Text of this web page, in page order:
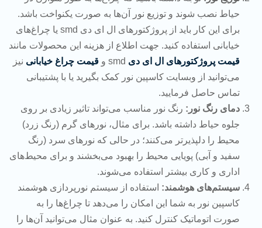
حیاط نصب شوند و توزیع نور آن‌ها به صورت یکنواخت باشد.
برای این کار باید از پروژکتورهای ال ای دی smd یا چراغ‌های
خیابانی استفاده کنید. جهت اطلاع از هزینه این محصولات مانند
قیمت پروژکتورهای ال ای دی
قیمت چراغ خیابانی نیز
می‌توانید از وبسایت کاسپین نور کمک بگیرید یا با پشتیبانی
تماس حاصل فرمایید.
دمای رنگ نور: رنگ نور مناسب می‌تواند تاثیر زیادی بر روی
جلوه حیاط داشته باشد. برای مثال، نورهای گرم (رنگ زرد)
محیط را دلپذیرتر می‌کنند؛ در حالی که نورهای سرد (رنگ
سفید و آبی) پویایی محیط را بهبود می‌بخشند و برای محیط‌های
اداری و کاری بیشتر استفاده می‌شوند.
سیستم‌های هوشمند: استفاده از سیستم نورپردازی هوشمند
کاسپین نور به شما این امکان را می‌دهد تا چراغ‌ها را به
صورت اتوماتیک کنترل کنید. به عنوان مثال می‌توانید آن‌ها را